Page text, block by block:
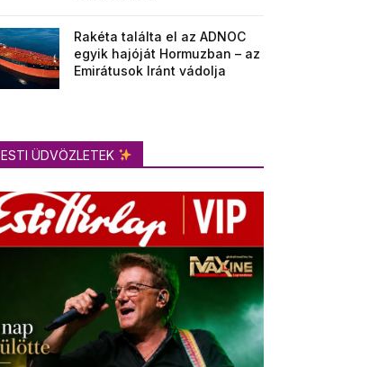
Rakéta találta el az ADNOC
egyik hajóját Hormuzban – az
Emirátusok Iránt vádolja
ESTI ÜDVÖZLETEK